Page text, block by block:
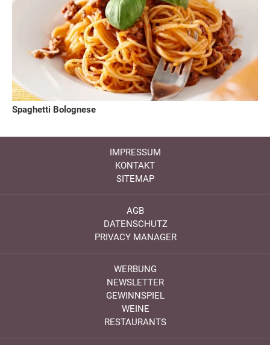
Spaghetti Bolognese
IMPRESSUM
KONTAKT
SITEMAP
AGB
DATENSCHUTZ
PRIVACY MANAGER
WERBUNG
NEWSLETTER
GEWINNSPIEL
WEINE
RESTAURANTS